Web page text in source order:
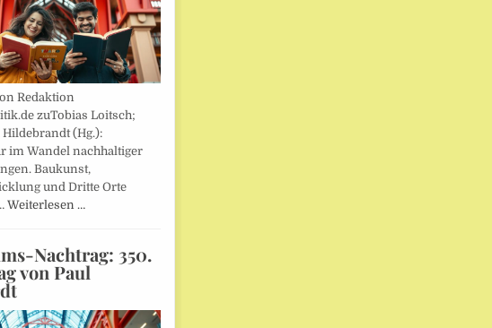
Redaktion
zuTobias Loitsch;
(Hg.):
im Wandel nachhaltiger
Baukunst,
und Dritte Orte
Weiterlesen …
Nachtrag: 350.
von Paul